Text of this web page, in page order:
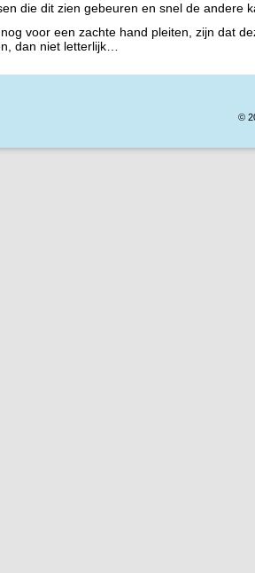
die dit zien gebeuren en snel de andere
voor een zachte hand pleiten, zijn dat
dan niet letterlijk…
©